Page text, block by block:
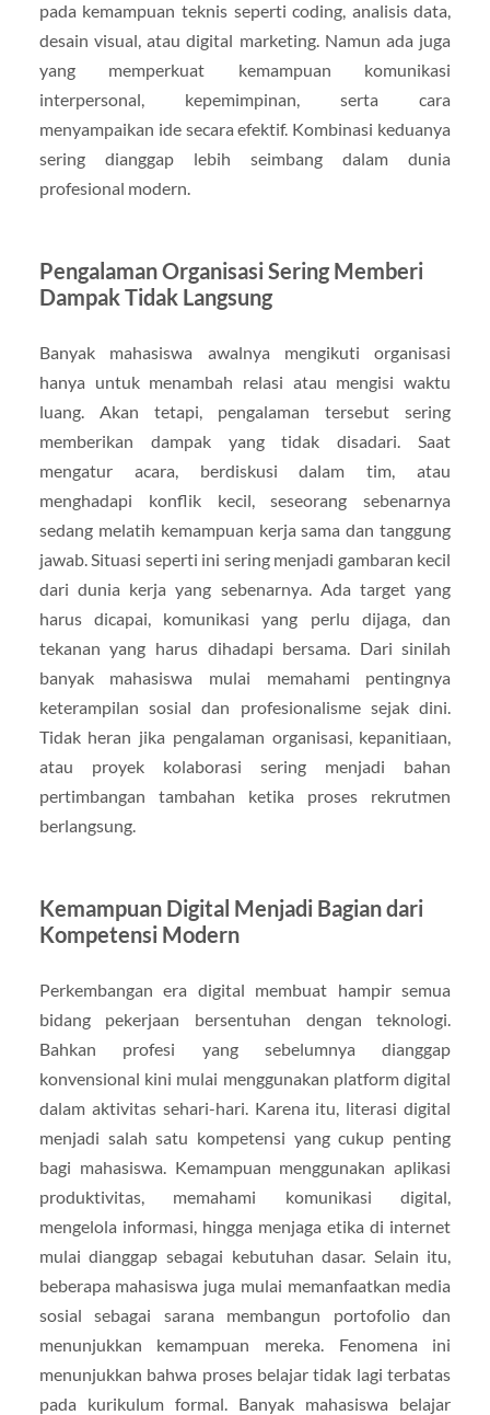
pada kemampuan teknis seperti coding, analisis data,
desain visual, atau digital marketing. Namun ada juga
yang memperkuat kemampuan komunikasi
interpersonal, kepemimpinan, serta cara
menyampaikan ide secara efektif. Kombinasi keduanya
sering dianggap lebih seimbang dalam dunia
profesional modern.
Pengalaman Organisasi Sering Memberi
Dampak Tidak Langsung
Banyak mahasiswa awalnya mengikuti organisasi
hanya untuk menambah relasi atau mengisi waktu
luang. Akan tetapi, pengalaman tersebut sering
memberikan dampak yang tidak disadari. Saat
mengatur acara, berdiskusi dalam tim, atau
menghadapi konflik kecil, seseorang sebenarnya
sedang melatih kemampuan kerja sama dan tanggung
jawab. Situasi seperti ini sering menjadi gambaran kecil
dari dunia kerja yang sebenarnya. Ada target yang
harus dicapai, komunikasi yang perlu dijaga, dan
tekanan yang harus dihadapi bersama. Dari sinilah
banyak mahasiswa mulai memahami pentingnya
keterampilan sosial dan profesionalisme sejak dini.
Tidak heran jika pengalaman organisasi, kepanitiaan,
atau proyek kolaborasi sering menjadi bahan
pertimbangan tambahan ketika proses rekrutmen
berlangsung.
Kemampuan Digital Menjadi Bagian dari
Kompetensi Modern
Perkembangan era digital membuat hampir semua
bidang pekerjaan bersentuhan dengan teknologi.
Bahkan profesi yang sebelumnya dianggap
konvensional kini mulai menggunakan platform digital
dalam aktivitas sehari-hari. Karena itu, literasi digital
menjadi salah satu kompetensi yang cukup penting
bagi mahasiswa. Kemampuan menggunakan aplikasi
produktivitas, memahami komunikasi digital,
mengelola informasi, hingga menjaga etika di internet
mulai dianggap sebagai kebutuhan dasar. Selain itu,
beberapa mahasiswa juga mulai memanfaatkan media
sosial sebagai sarana membangun portofolio dan
menunjukkan kemampuan mereka. Fenomena ini
menunjukkan bahwa proses belajar tidak lagi terbatas
pada kurikulum formal. Banyak mahasiswa belajar